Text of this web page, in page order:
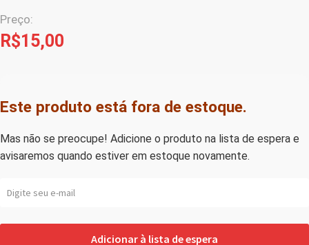
Preço:
R$15,00
Este produto está fora de estoque.
Mas não se preocupe! Adicione o produto na lista de espera e
avisaremos quando estiver em estoque novamente.